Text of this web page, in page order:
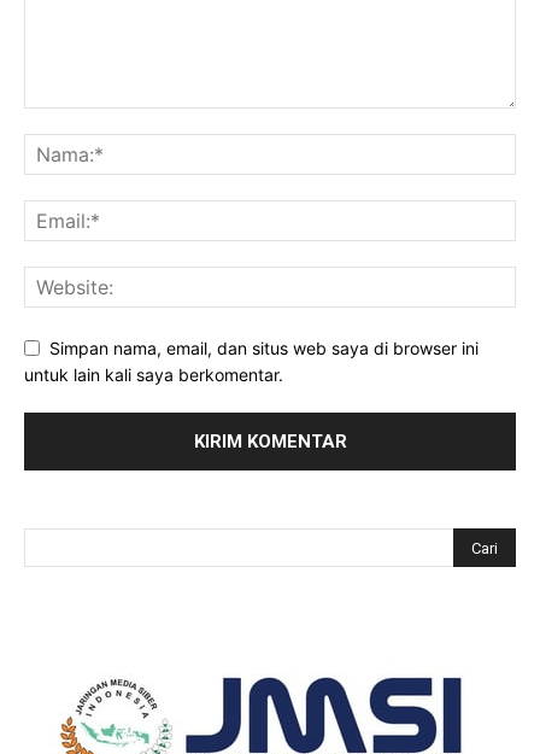
Simpan nama, email, dan situs web saya di browser ini
untuk lain kali saya berkomentar.